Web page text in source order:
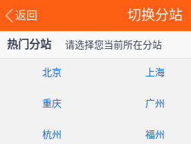
返回 切换分站
热门分站 请选择您当前所在分站
北京 上海
重庆 广州
杭州 福州